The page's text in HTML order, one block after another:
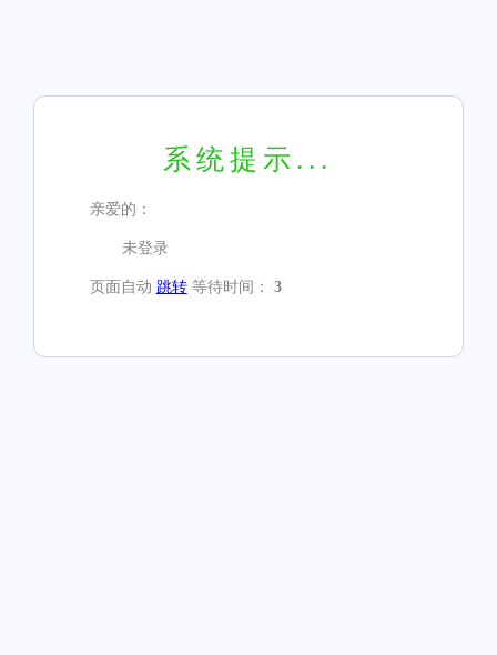
系统提示...
亲爱的：
未登录
页面自动 跳转等待时间： 3